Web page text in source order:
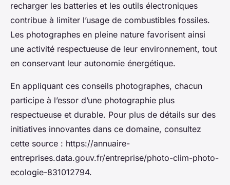
recharger les batteries et les outils électroniques
contribue à limiter l’usage de combustibles fossiles.
Les photographes en pleine nature favorisent ainsi
une activité respectueuse de leur environnement, tout
en conservant leur autonomie énergétique.
En appliquant ces conseils photographes, chacun
participe à l’essor d’une photographie plus
respectueuse et durable. Pour plus de détails sur des
initiatives innovantes dans ce domaine, consultez
cette source : https://annuaire-
entreprises.data.gouv.fr/entreprise/photo-clim-photo-
ecologie-831012794.